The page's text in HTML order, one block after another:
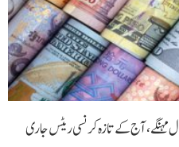
مہنگے، آج کے تازہ کرنسی ریٹس جاری